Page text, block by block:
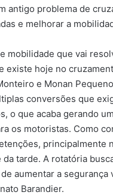
antigo problema de
e melhorar a
mobilidade que vai
existe hoje no
e Monan
conversões que
o que acaba gerando
os motoristas. Como
principalmente
da tarde. A rotatória
aumentar a segurança
Barandier.